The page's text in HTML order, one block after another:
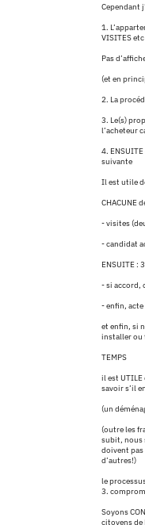
Cependant
1.
VISITES etc
Pas
(et en
2. La
3. Le(s)
l’acheteur
4.
suivante
Il est utile
CHACUNE
- visites
- candidat
ENSUITE :
- si accord,
- enfin, acte
et enfin, si
installer ou
TEMPS
il est UTILE
savoir s’il
(un
(outre les
subit, nous
doivent pas
d’autres!)
le
3.
Soyons
citoyens de